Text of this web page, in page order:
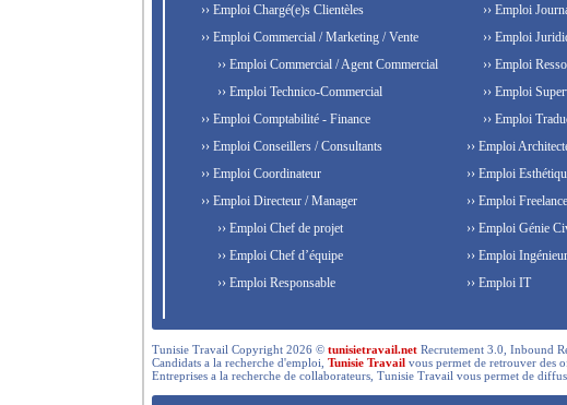
›› Emploi Chargé(e)s Clientèles
›› Emploi Commercial / Marketing / Vente
›› Emploi Commercial / Agent Commercial
›› Emploi Technico-Commercial
›› Emploi Comptabilité - Finance
›› Emploi Conseillers / Consultants
›› Emploi Coordinateur
›› Emploi Directeur / Manager
›› Emploi Chef de projet
›› Emploi Chef d’équipe
›› Emploi Responsable
›› Emploi
›› Emploi
›› Emploi
›› Emploi
›› Emploi
›› Emploi
›› Emploi
›› Emploi Freelance
›› Emploi Génie
›› Emploi Ingénieur
›› Emploi IT
Tunisie Travail Copyright 2026 © tunisietravail.net Recrutement 3.0, Inbound
Candidats a la recherche d'emploi, Tunisie Travail vous permet de retrouver des
Entreprises a la recherche de collaborateurs, Tunisie Travail vous permet de